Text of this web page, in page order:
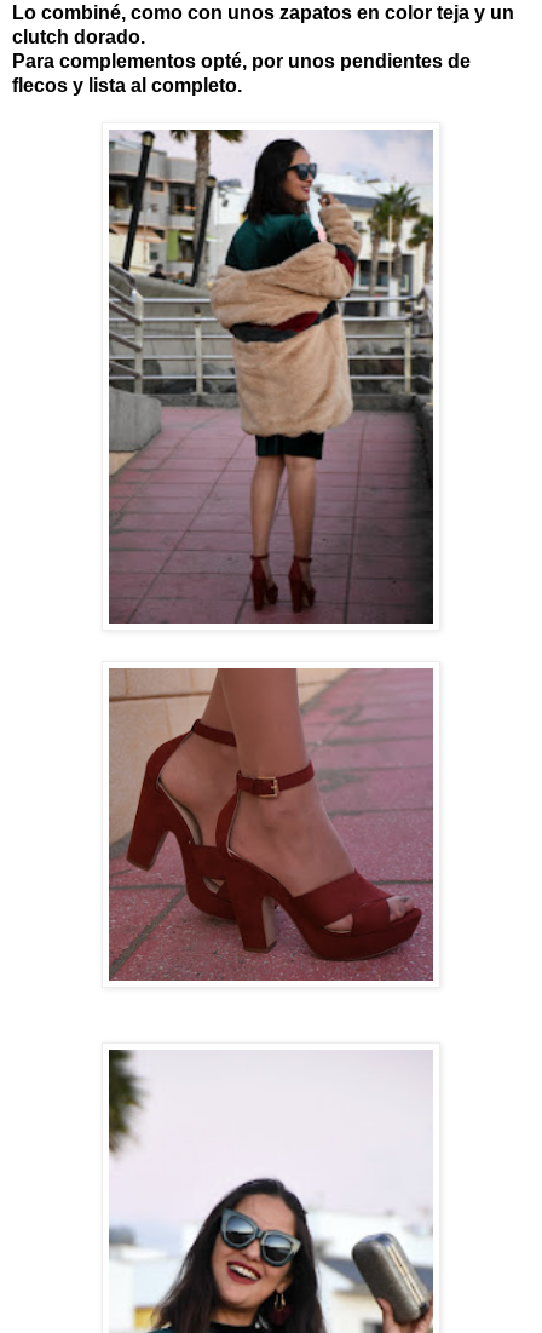
Lo combiné, como con unos zapatos en color teja y un
clutch dorado.
Para complementos opté, por unos pendientes de
flecos y lista al completo.